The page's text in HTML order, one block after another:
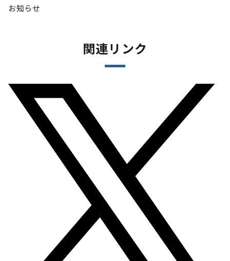
お知らせ
関連リンク